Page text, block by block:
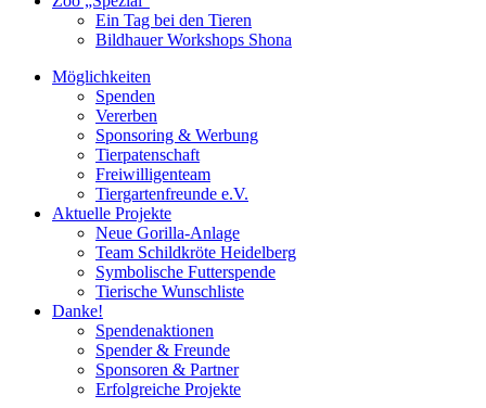
Ein Tag bei den Tieren
Bildhauer Workshops Shona
Möglichkeiten
Spenden
Vererben
Sponsoring & Werbung
Tierpatenschaft
Freiwilligenteam
Tiergartenfreunde e.V.
Aktuelle Projekte
Neue Gorilla-Anlage
Team Schildkröte Heidelberg
Symbolische Futterspende
Tierische Wunschliste
Danke!
Spendenaktionen
Spender & Freunde
Sponsoren & Partner
Erfolgreiche Projekte